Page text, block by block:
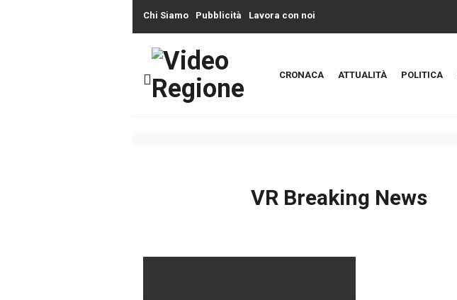
Chi Siamo Pubblicità Lavora con noi
CRONACA ATTUALITÀ POLITICA
VR Breaking News